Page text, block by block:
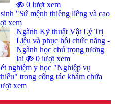
0 lượt xem
"Sứ mệnh thiêng liêng và cao
xem
Ngành Kỹ thuật Vật Lý Trị
Liệu và phục hồi chức năng -
Ngành học chú trọng tương
lai
0 lượt xem
nghiệm y học "Nghiệp vụ
trong công tác khám chữa
xem